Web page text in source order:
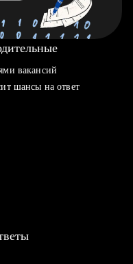
вакансий
шансы на ответ